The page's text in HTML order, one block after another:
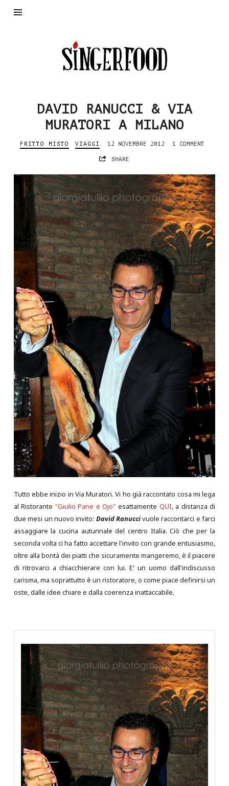
SingerFood
DAVID RANUCCI & VIA
MURATORI A MILANO
FRITTO MISTO VIAGGI 12 NOVEMBRE 2012 1 COMMENT
SHARE
Tutto ebbe inizio in Via Muratori. Vi ho già raccontato cosa mi lega
al Ristorante "Giulio Pane e Ojo"esattamente QUI, a distanza di
due mesi un nuovo invito: David Ranuccivuole raccontarci e farci
assaggiare la cucina autunnale del centro Italia. Ciò che per la
seconda volta ci ha fatto accettare l'invito con grande entusiasmo,
oltre alla bontà dei piatti che sicuramente mangeremo, è il piacere
di ritrovarci a chiacchierare con lui. E' un uomo dall'indiscusso
carisma, ma soprattutto è un ristoratore, o come piace definirsi un
oste, dalle idee chiare e dalla coerenza inattaccabile.